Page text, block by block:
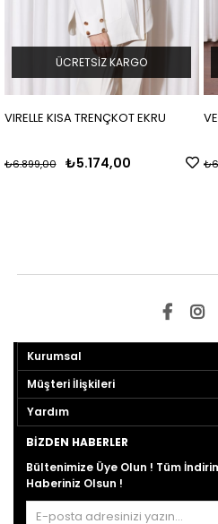
VIRELLE KISA TRENÇKOT EKRU
₺5.174,00
₺6.899,00
ÜCRETSIZ KARGO
Kurumsal
Müşteri İlişkileri
Yardım
BIZDEN HABERLER
Bültenimize Üye Olun ! Tüm
Haberiniz Olsun !